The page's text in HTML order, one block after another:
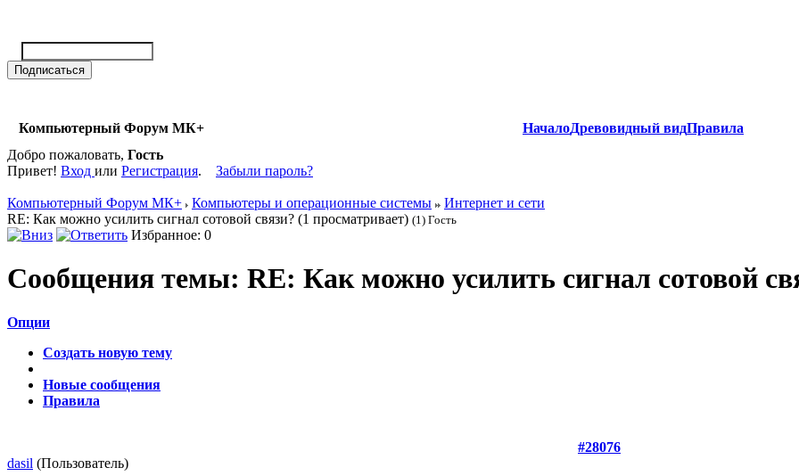
Компьютерный Форум МК+ НачалоДревовидный видПравила
Добро пожаловать, Гость
Привет! Вход или Регистрация. Забыли пароль?
Компьютерный Форум МК+ Компьютеры и операционные системы
Интернет и сети
RE: Как можно усилить сигнал сотовой связи? (1 просматривает) (1) Гость
Избранное: 0
Сообщения темы: RE: Как можно усилить сигнал сотовой
Опции
Создать новую тему
Новые сообщения
Правила
#28076
dasil (Пользователь)